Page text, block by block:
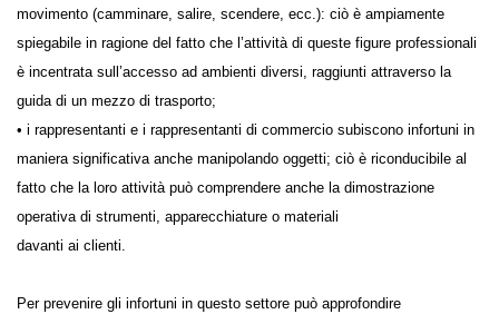
movimento (camminare, salire, scendere, ecc.): ciò è ampiamente
spiegabile in ragione del fatto che l’attività di queste figure professionali
è incentrata sull’accesso ad ambienti diversi, raggiunti attraverso la
guida di un mezzo di trasporto;
• i rappresentanti e i rappresentanti di commercio subiscono infortuni in
maniera significativa anche manipolando oggetti; ciò è riconducibile al
fatto che la loro attività può comprendere anche la dimostrazione
operativa di strumenti, apparecchiature o materiali
davanti ai clienti.
Per prevenire gli infortuni in questo settore può approfondire